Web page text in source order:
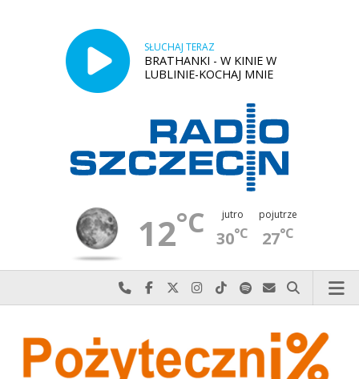
SŁUCHAJ TERAZ
BRATHANKI - W KINIE W
LUBLINIE-KOCHAJ MNIE
12°C jutro
30°C
pojutrze
27°C
Najlepiej po prostu do nas zadzwoń
Odwiedź nas na Facebook-u
Odwiedź nas na X
Odwiedź nas na Instagram-ie
Odwiedź nas na TikTok-u
Szukaj nas na Spotify
Wyślij do nas
Szukaj